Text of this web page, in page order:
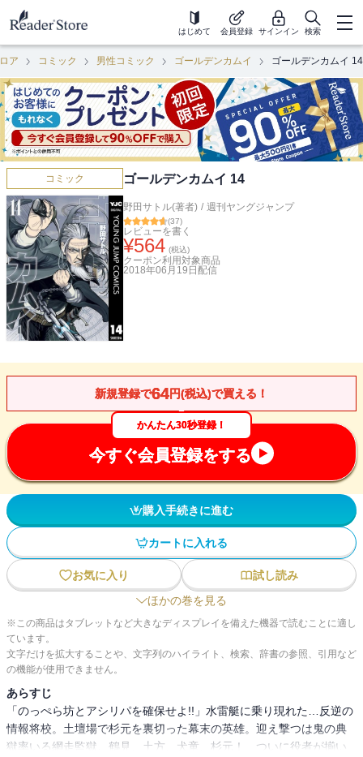
はじめて 会員登録 サインイン 検索
ア コミック 男性コミック ゴールデンカムイ ゴールデンカムイ 14
コミック ゴールデンカムイ 14
野田サトル(著者) / 週刊ヤングジャンプ
(37)
レビューを書く
¥564 (税込)
クーポン利用対象商品
2018年06月19日 配信
新規登録で64円(税込)で買える！
かんたん30秒登録！
今すぐ会員登録をする
購入手続きに進む
カートに入れる
お気に入り
試し読み
ほかの巻を見る
※この商品はタブレットなど大きなディスプレイを備えた機器で読むことに適し
ています。
文字だけを拡大することや、文字列のハイライト、検索、辞書の参照、引用など
の機能が使用できません。
あらすじ
「のっぺら坊とアシリパを確保せよ!!」水雷艇に乗り現れた…反逆の
情報将校。土壇場で杉元を裏切った幕末の英雄。迎え撃つは鬼の典
獄率いる網走監獄。鶴見、土方、犬童、杉元！ ついに役者が揃い